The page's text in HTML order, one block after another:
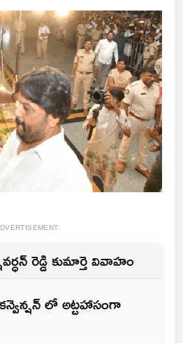
రెడ్డి కుమార్తె వివాహం
లో అట్టహాసంగా